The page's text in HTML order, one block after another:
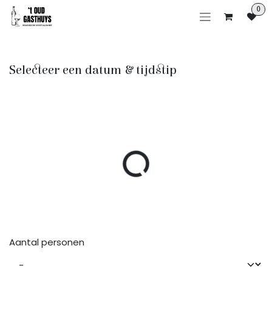
Overslaan naar inhoud 0
Selecteer een datum & tijdstip
Aantal personen